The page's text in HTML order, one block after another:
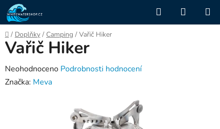
Přejít
na
obsah
Hledat
KOŠÍK
Domů
/ Doplňky / Camping / Vařič Hiker
Vařič Hiker
Průměrné
hodnocení
Neohodnoceno Podrobnosti hodnocení
Značka: Meva